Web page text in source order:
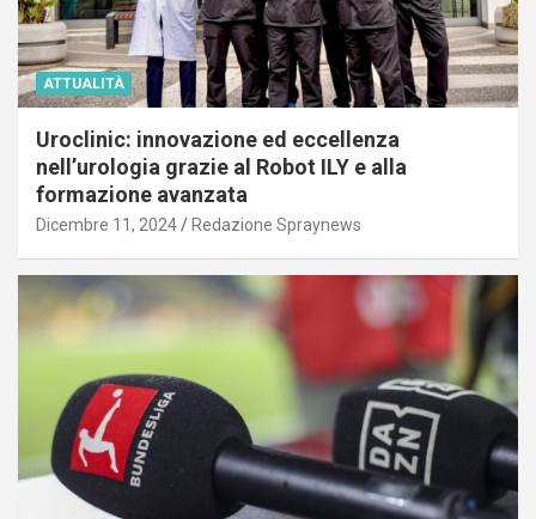
ATTUALITÀ
Uroclinic: innovazione ed eccellenza
nell’urologia grazie al Robot ILY e alla
formazione avanzata
Dicembre 11, 2024 Redazione Spraynews